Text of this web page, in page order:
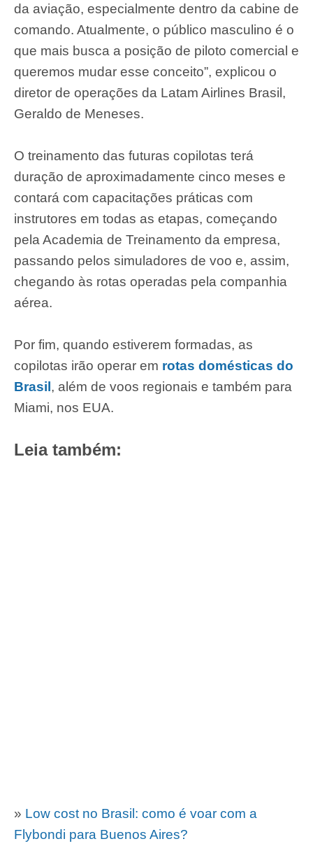
da aviação, especialmente dentro da cabine de
comando. Atualmente, o público masculino é o
que mais busca a posição de piloto comercial e
queremos mudar esse conceito”, explicou o
diretor de operações da Latam Airlines Brasil,
Geraldo de Meneses.
O treinamento das futuras copilotas terá
duração de aproximadamente cinco meses e
contará com capacitações práticas com
instrutores em todas as etapas, começando
pela Academia de Treinamento da empresa,
passando pelos simuladores de voo e, assim,
chegando às rotas operadas pela companhia
aérea.
Por fim, quando estiverem formadas, as
copilotas irão operar em rotas domésticas do
Brasil, além de voos regionais e também para
Miami, nos EUA.
Leia também:
» Low cost no Brasil: como é voar com a
Flybondi para Buenos Aires?